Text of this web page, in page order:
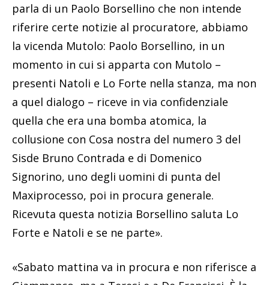
parla di un Paolo Borsellino che non intende
riferire certe notizie al procuratore, abbiamo
la vicenda Mutolo: Paolo Borsellino, in un
momento in cui si apparta con Mutolo –
presenti Natoli e Lo Forte nella stanza, ma non
a quel dialogo – riceve in via confidenziale
quella che era una bomba atomica, la
collusione con Cosa nostra del numero 3 del
Sisde Bruno Contrada e di Domenico
Signorino, uno degli uomini di punta del
Maxiprocesso, poi in procura generale.
Ricevuta questa notizia Borsellino saluta Lo
Forte e Natoli e se ne parte».
«Sabato mattina va in procura e non riferisce a